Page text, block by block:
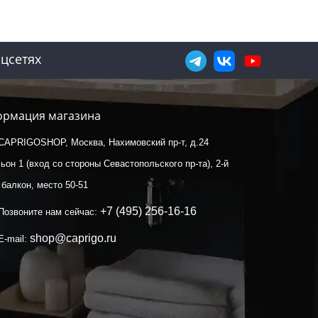
магазина
Москва, Нахимовский пр-т, д.24
1 (вход со стороны Севастопольского пр-та), 2-й
место 50-51
Позвоните нам сейчас: +7 (495) 256-16-16
E-mail: shop@caprigo.ru